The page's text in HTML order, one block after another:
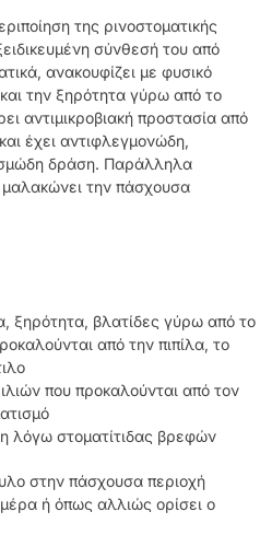
της ρινοστοματικής
σύνθεσή του από
ανακουφίζει με φυσικό
την ξηρότητα γύρω από το
αντιμικροβιακή προστασία από
έχει αντιφλεγμονώδη,
δράση. Παράλληλα
μαλακώνει την πάσχουσα
ξηρότητα, βλατίδες γύρω από το
από την πιπίλα, το
που προκαλούνται από τον
λόγω στοματίτιδας βρεφών
στην πάσχουσα περιοχή
ή όπως αλλιώς ορίσει ο